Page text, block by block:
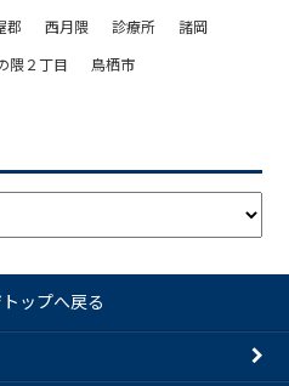
郡 西月隈 診療所
諸岡
隈２丁目 鳥栖市
ップへ戻る